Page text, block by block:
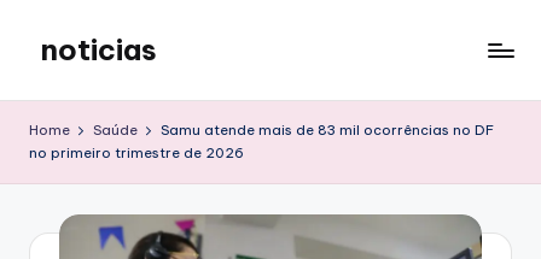
content
noticias
Home Saúde
Samu atende mais de 83 mil ocorrências no DF
no primeiro trimestre de 2026